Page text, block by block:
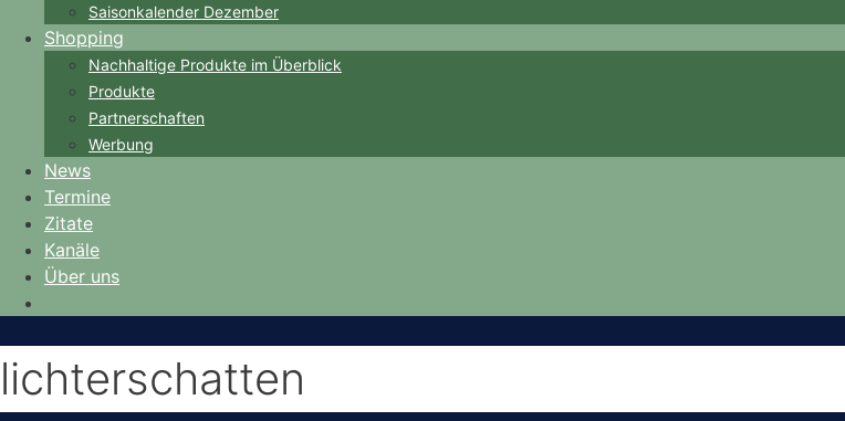
Saisonkalender Dezember
Shopping
Nachhaltige Produkte im Überblick
Produkte
Partnerschaften
Werbung
News
Termine
Zitate
Kanäle
Über uns
lichterschatten